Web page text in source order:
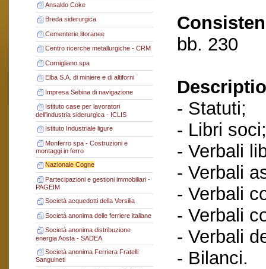
Ansaldo Coke
Breda siderurgica
Cementerie litoranee
Centro ricerche metallurgiche - CRM
Cornigliano spa
Elba S.A. di miniere e di altiforni
Impresa Sebina di navigazione
Istituto case per lavoratori
dell'industria siderurgica - ICLIS
Istituto Industriale ligure
Monferro spa - Costruzioni e
montaggi in ferro
Nazionale Cogne
Partecipazioni e gestioni immobiliari -
PAGEIM
Società acquedotti della Versilia
Società anonima delle ferriere italiane
Società anonima distribuzione
energia Aosta - SADEA
Società anonima Ferriera Fratelli
Sanguineti
bb. 230
- Statuti;
- Libri soci;
- Verbali
- Verbali
- Verbali
- Verbali
- Verbali
- Bilanci.